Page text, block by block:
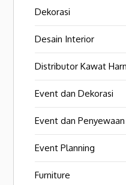
Dekorasi
Desain Interior
Distributor Kawat
Event dan Dekorasi
Event dan Penyewaan
Event Planning
Furniture